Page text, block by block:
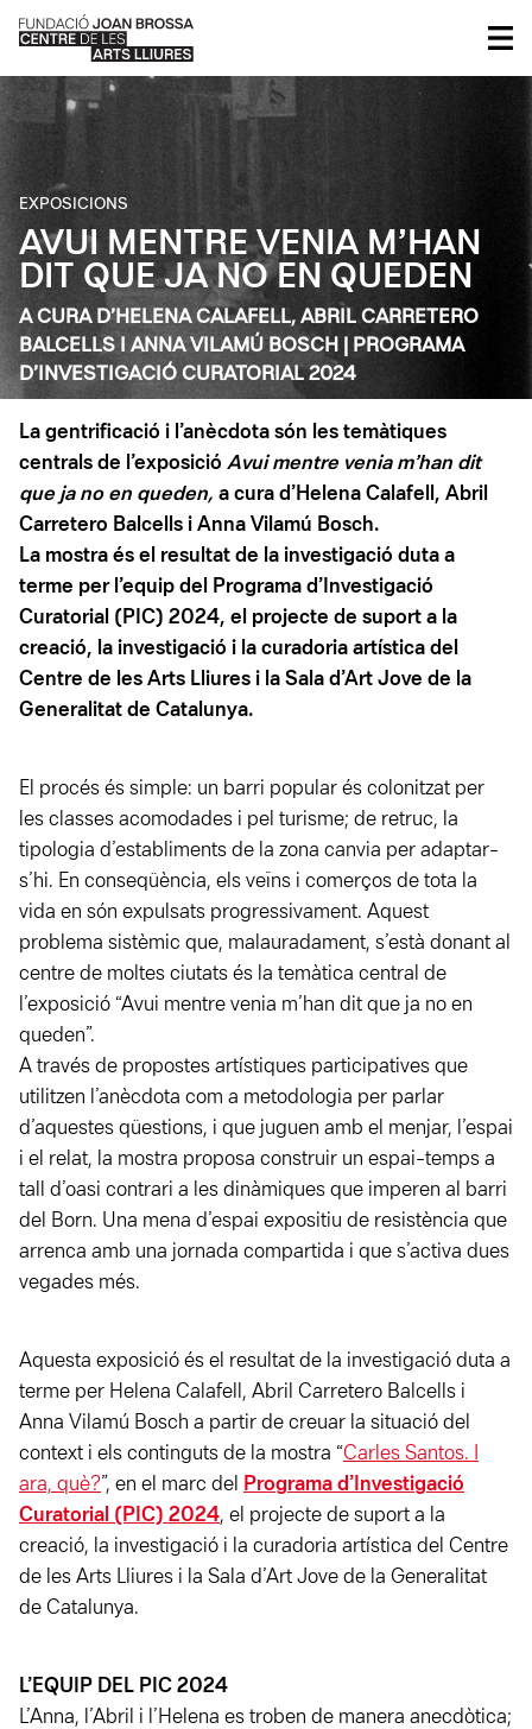
EXPOSICIONS
AVUI MENTRE VENIA M’HAN
DIT QUE JA NO EN QUEDEN
A CURA D’HELENA CALAFELL, ABRIL CARRETERO
BALCELLS I ANNA VILAMÚ BOSCH | PROGRAMA
D’INVESTIGACIÓ CURATORIAL 2024
La gentrificació i l’anècdota són les temàtiques
centrals de l’exposició Avui mentre venia m’han dit
que ja no en queden, a cura d’Helena Calafell, Abril
Carretero Balcells i Anna Vilamú Bosch.
La mostra és el resultat de la investigació duta a
terme per l’equip del Programa d’Investigació
Curatorial (PIC) 2024, el projecte de suport a la
creació, la investigació i la curadoria artística del
Centre de les Arts Lliures i la Sala d’Art Jove de la
Generalitat de Catalunya.
El procés és simple: un barri popular és colonitzat per
les classes acomodades i pel turisme; de retruc, la
tipologia d’establiments de la zona canvia per adaptar-
s’hi. En conseqüència, els veïns i comerços de tota la
vida en són expulsats progressivament. Aquest
problema sistèmic que, malauradament, s’està donant al
centre de moltes ciutats és la temàtica central de
l’exposició “Avui mentre venia m’han dit que ja no en
queden” .
A través de propostes artístiques participatives que
utilitzen l’anècdota com a metodologia per parlar
d’aquestes qüestions, i que juguen amb el menjar, l’espai
i el relat, la mostra proposa construir un espai-temps a
tall d’oasi contrari a les dinàmiques que imperen al barri
del Born. Una mena d’espai expositiu de resistència que
arrenca amb una jornada compartida i que s’activa dues
vegades més.
Aquesta exposició és el resultat de la investigació duta a
terme per Helena Calafell, Abril Carretero Balcells i
Anna Vilamú Bosch a partir de creuar la situació del
context i els continguts de la mostra “Carles Santos. I
ara, què? ”, en el marc del
Programa d’Investigació
Curatorial (PIC) 2024, el projecte de suport a la
creació, la investigació i la curadoria artística del Centre
de les Arts Lliures i la Sala d’Art Jove de la Generalitat
de Catalunya.
L’EQUIP DEL PIC 2024
L’Anna, l’Abril i l’Helena es troben de manera anecdòtica;